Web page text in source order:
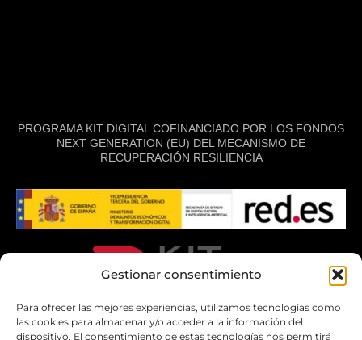
Gestionar consentimiento
Para ofrecer las mejores experiencias, utilizamos tecnologías como
las cookies para almacenar y/o acceder a la información del
dispositivo. El consentimiento de estas tecnologías nos permitirá
PROGRAMA KIT DIGITAL COFINANCIADO POR LOS FONDOS
NEXT GENERATION (EU) DEL MECANISMO DE
RECUPERACIÓN RESILIENCIA